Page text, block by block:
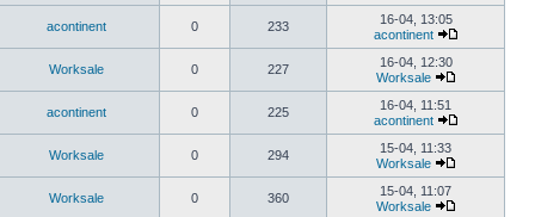
acontinent 0 233
16-04, 13:05
acontinent
Worksale 0 227
16-04, 12:30
Worksale
acontinent 0 225
16-04, 11:51
acontinent
Worksale 0 294
15-04, 11:33
Worksale
Worksale 0 360
15-04, 11:07
Worksale